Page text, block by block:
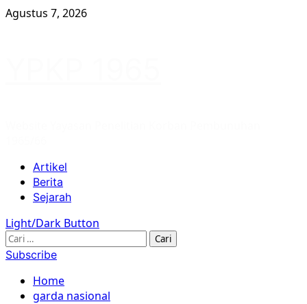
Skip
Agustus 7, 2026
Primary
Menu
Artikel
Berita
Sejarah
Light/Dark Button
Cari
untuk:
Subscribe
Home
garda nasional